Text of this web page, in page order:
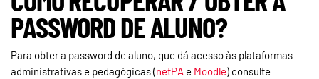
PASSWORD DE ALUNO?
Para obter a password de aluno, que dá acesso às plataformas
administrativas e pedagógicas (netPA e Moodle) consulte